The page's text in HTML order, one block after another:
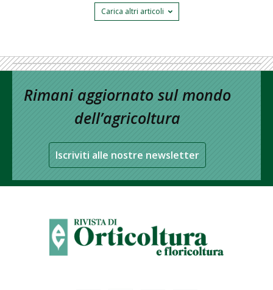
Carica altri articoli
Rimani aggiornato sul mondo
dell’agricoltura
Iscriviti alle nostre newsletter